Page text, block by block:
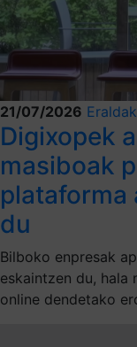
21/07/2026
Digixopek
masiboak
plataforma
du
Bilboko enpresak
eskaintzen du, hala
online dendetako